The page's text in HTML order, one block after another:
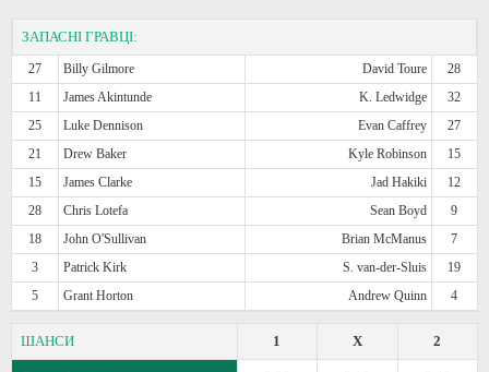
ЗАПАСНІ ГРАВЦІ:
27 Billy Gilmore David Toure
28
11
James Akintunde K. Ledwidge
32
25
Luke Dennison Evan Caffrey
27
21
Drew Baker Kyle Robinson
15
15
James Clarke Jad Hakiki
12
28
Chris Lotefa Sean Boyd
9
18
John O'Sullivan Brian McManus
7
3
Patrick Kirk S. van-der-Sluis
19
5
Grant Horton Andrew Quinn 4
ШАНСИ 2
X
1